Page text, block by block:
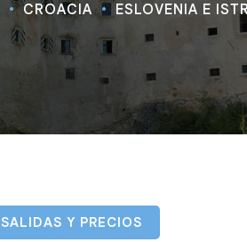
CROACIA ESLOVENIA E
SALIDAS Y PRECIOS